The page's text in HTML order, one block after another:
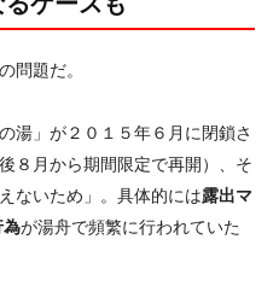
問題だ。
湯」が２０１５年６月に閉鎖さ
８月から期間限定で再開）、そ
ないため」。具体的には露出マ
為が湯舟で頻繁に行われていた